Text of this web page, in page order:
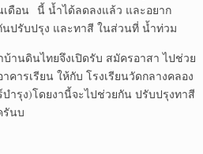
ดือน นี้ น้ำได้ลดลงแล้ว และอยาก
ปรับปรุง และทาสี ในส่วนที่ น้ำท่วม
นไทยจึงเปิดรับ สมัครอาสา ไปช่วย
ารเรียน ให้กับ โรงเรียนวัดกลางคลอง
ำรุง)โดยงานี้จะไปช่วยกัน ปรับปรุงทาสี
รันบ